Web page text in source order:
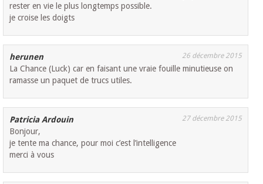
rester en vie le plus longtemps possible.
je croise les doigts
herunen 26 décembre 2015
La Chance (Luck) car en faisant une vraie fouille minutieuse on
ramasse un paquet de trucs utiles.
Patricia Ardouin 27 décembre 2015
Bonjour,
je tente ma chance, pour moi c’est l’intelligence
merci à vous